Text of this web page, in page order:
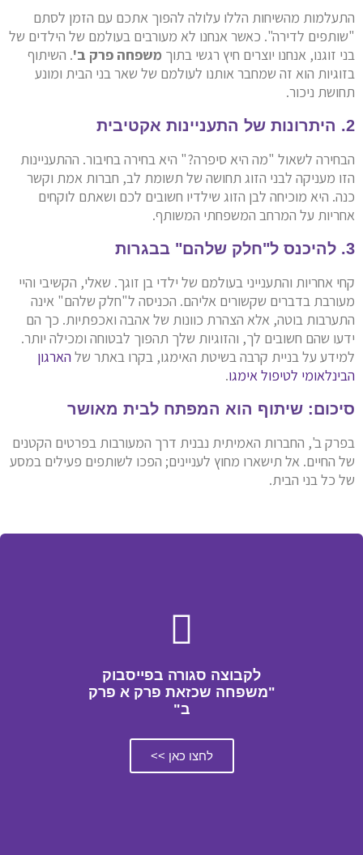
התעלמות מהשיחות הללו עלולה להפוך אתכם עם הזמן לסתם
"שותפים לדירה". כאשר אנחנו לא מעורבים בעולמם של הילדים של
בני זוגנו, אנחנו יוצרים חיץ רגשי בתוך משפחה פרק ב'. השיתוף
בזוגיות הוא זה שמחבר אותנו לעולמם של שאר בני הבית ומונע
תחושת ניכור.
2. היתרונות של התעניינות אקטיבית
הבחירה לשאול "מה היא סיפרה?" היא בחירה בחיבור. ההתעניינות
הזו מעניקה לבני הזוג תחושה של תשומת לב, חברות אמת וקשר
כנה. היא מוכיחה לבן הזוג שילדיו חשובים לכם ושאתם לוקחים
אחריות על המרחב המשפחתי המשותף.
3. להיכנס ל"חלק שלהם" בבגרות
קחי אחריות והתענייני בעולמם של ילדי בן זוגך. שאלי, הקשיבי והיי
מעורבת בדברים שקשורים אליהם. הכניסה ל"חלק שלהם" אינה
התערבות בוטה, אלא הצהרת כוונות של אהבה ואכפתיות. כך הם
ידעו שהם חשובים לך, והזוגיות שלך תהפוך לבטוחה ומכילה יותר.
למידע על בניית קרבה בשיטת האימגו, בקרו באתר שלהארגון
הבינלאומי לטיפול אימגו.
סיכום: שיתוף הוא המפתח לבית מאושר
בפרק ב', החברות האמיתית נבנית דרך המעורבות בפרטים הקטנים
של החיים. אל תישארו מחוץ לעניינים; הפכו לשותפים פעילים במסע
של כל בני הבית.
לקבוצה סגורה בפייסבוק
"משפחה שכזאת פרק א פרק
ב"
לחצו כאן >>